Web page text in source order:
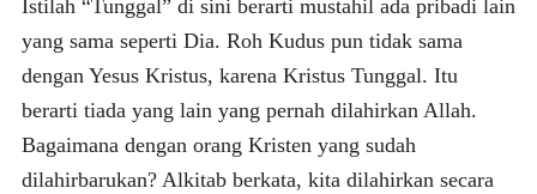
Istilah “Tunggal” di sini berarti mustahil ada pribadi lain
yang sama seperti Dia. Roh Kudus pun tidak sama
dengan Yesus Kristus, karena Kristus Tunggal. Itu
berarti tiada yang lain yang pernah dilahirkan Allah.
Bagaimana dengan orang Kristen yang sudah
dilahirbarukan? Alkitab berkata, kita dilahirkan secara